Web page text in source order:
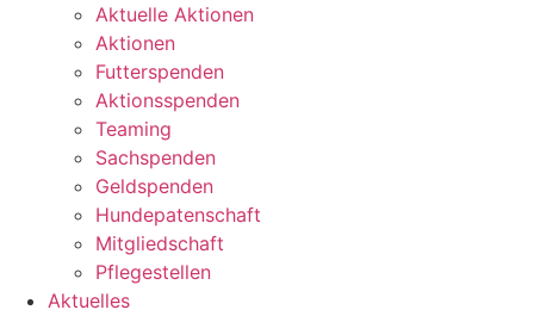
Aktuelle Aktionen
Aktionen
Futterspenden
Aktionsspenden
Teaming
Sachspenden
Geldspenden
Hundepatenschaft
Mitgliedschaft
Pflegestellen
Aktuelles